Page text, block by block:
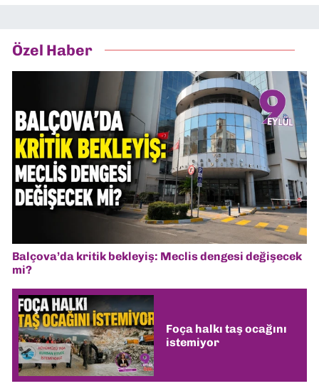
Özel Haber
Balçova’da kritik bekleyiş: Meclis dengesi değişecek
mi?
Foça halkı taş ocağını
istemiyor